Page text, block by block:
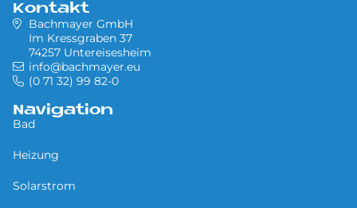
Kontakt
Bachmayer GmbH
Im Kressgraben 37
74257 Untereisesheim
info@bachmayer.eu
(0 71 32) 99 82-0
Navigation
Bad
Heizung
Solarstrom